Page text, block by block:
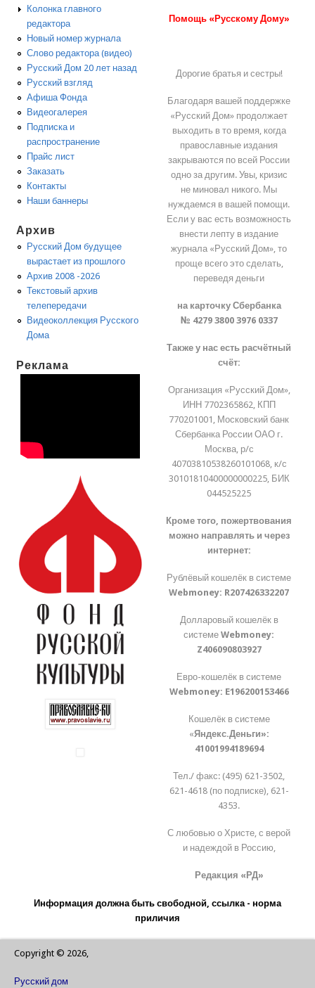
Колонка главного
редактора
Новый номер журнала
Слово редактора (видео)
Русский Дом 20 лет назад
Русский взгляд
Афиша Фонда
Видеогалерея
Подписка и
распространение
Прайс лист
Заказать
Контакты
Наши баннеры
Архив
Русский Дом будущее
вырастает из прошлого
Архив 2008 -2026
Текстовый архив
телепередачи
Видеоколлекция Русского
Дома
Реклама
Помощь «Русскому Дому»
Дорогие братья и сестры!
Благодаря вашей поддержке
«Русский Дом» продолжает
выходить в то время, когда
православные издания
закрываются по всей России
одно за другим. Увы, кризис
не миновал никого. Мы
нуждаемся в вашей помощи.
Если у вас есть возможность
внести лепту в издание
журнала «Русский Дом», то
проще всего это сделать,
переведя деньги
на карточку Сбербанка
№ 4279 3800 3976 0337
Также у нас есть расчётный
счёт:
Организация «Русский Дом»,
ИНН 7702365862, КПП
770201001, Московский банк
Сбербанка России ОАО г.
Москва, р/с
40703810538260101068, к/с
30101810400000000225, БИК
044525225
Кроме того, пожертвования
можно направлять и через
интернет:
Рублёвый кошелёк в системе
Webmoney: R207426332207
Долларовый кошелёк в
системеWebmoney:
Z406090803927
Евро-кошелёк в системе
Webmoney: E196200153466
Кошелёк в системе
«Яндекс.Деньги»:
41001994189694
Тел./ факс: (495) 621-3502,
621-4618 (по подписке), 621-
4353.
С любовью о Христе, с верой
и надеждой в Россию,
Редакция «РД»
Информация должна быть свободной, ссылка - норма
приличия
Copyright © 2026,
Русский дом